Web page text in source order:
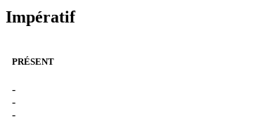
Impératif
PRÉSENT
-
-
-